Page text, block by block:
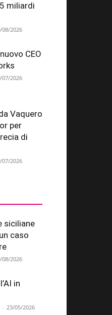
miliardi
08/2026
CEO
07/2026
Vaquero
per
di
07/2026
siciliane
caso
08/2026
in
- 23/05/2026